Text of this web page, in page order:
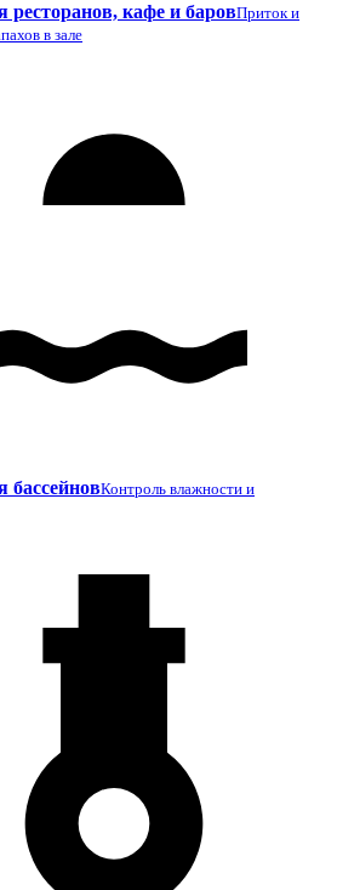
ресторанов, кафе и баровПриток и
в зале
бассейновКонтроль влажности и